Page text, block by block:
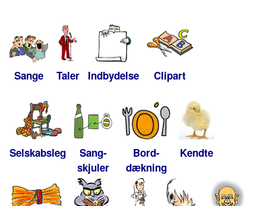
Sange Taler Indbydelse Clipart
Selskabsleg
Sang-
skjuler
Bord-
dækning
Kendte